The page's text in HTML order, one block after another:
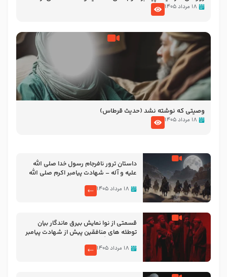
نوانمایش حرامیان در احرام – 1389
۱۸ مرداد ۱۴۰۵
وصیتی که نوشته نشد (حدیث قرطاس)
۱۸ مرداد ۱۴۰۵
‌‌‌‌‌‌‌داستان ترور نافرجام رسول خدا صلی الله
علیه و آله – شهادت پیامبر اکرم صلی الله
۱۸ مرداد ۱۴۰۵
قسمتی از نوا نمایش بیرق ماندگار بیان
توطئه های منافقین پیش از شهادت پیامبر
۱۸ مرداد ۱۴۰۵